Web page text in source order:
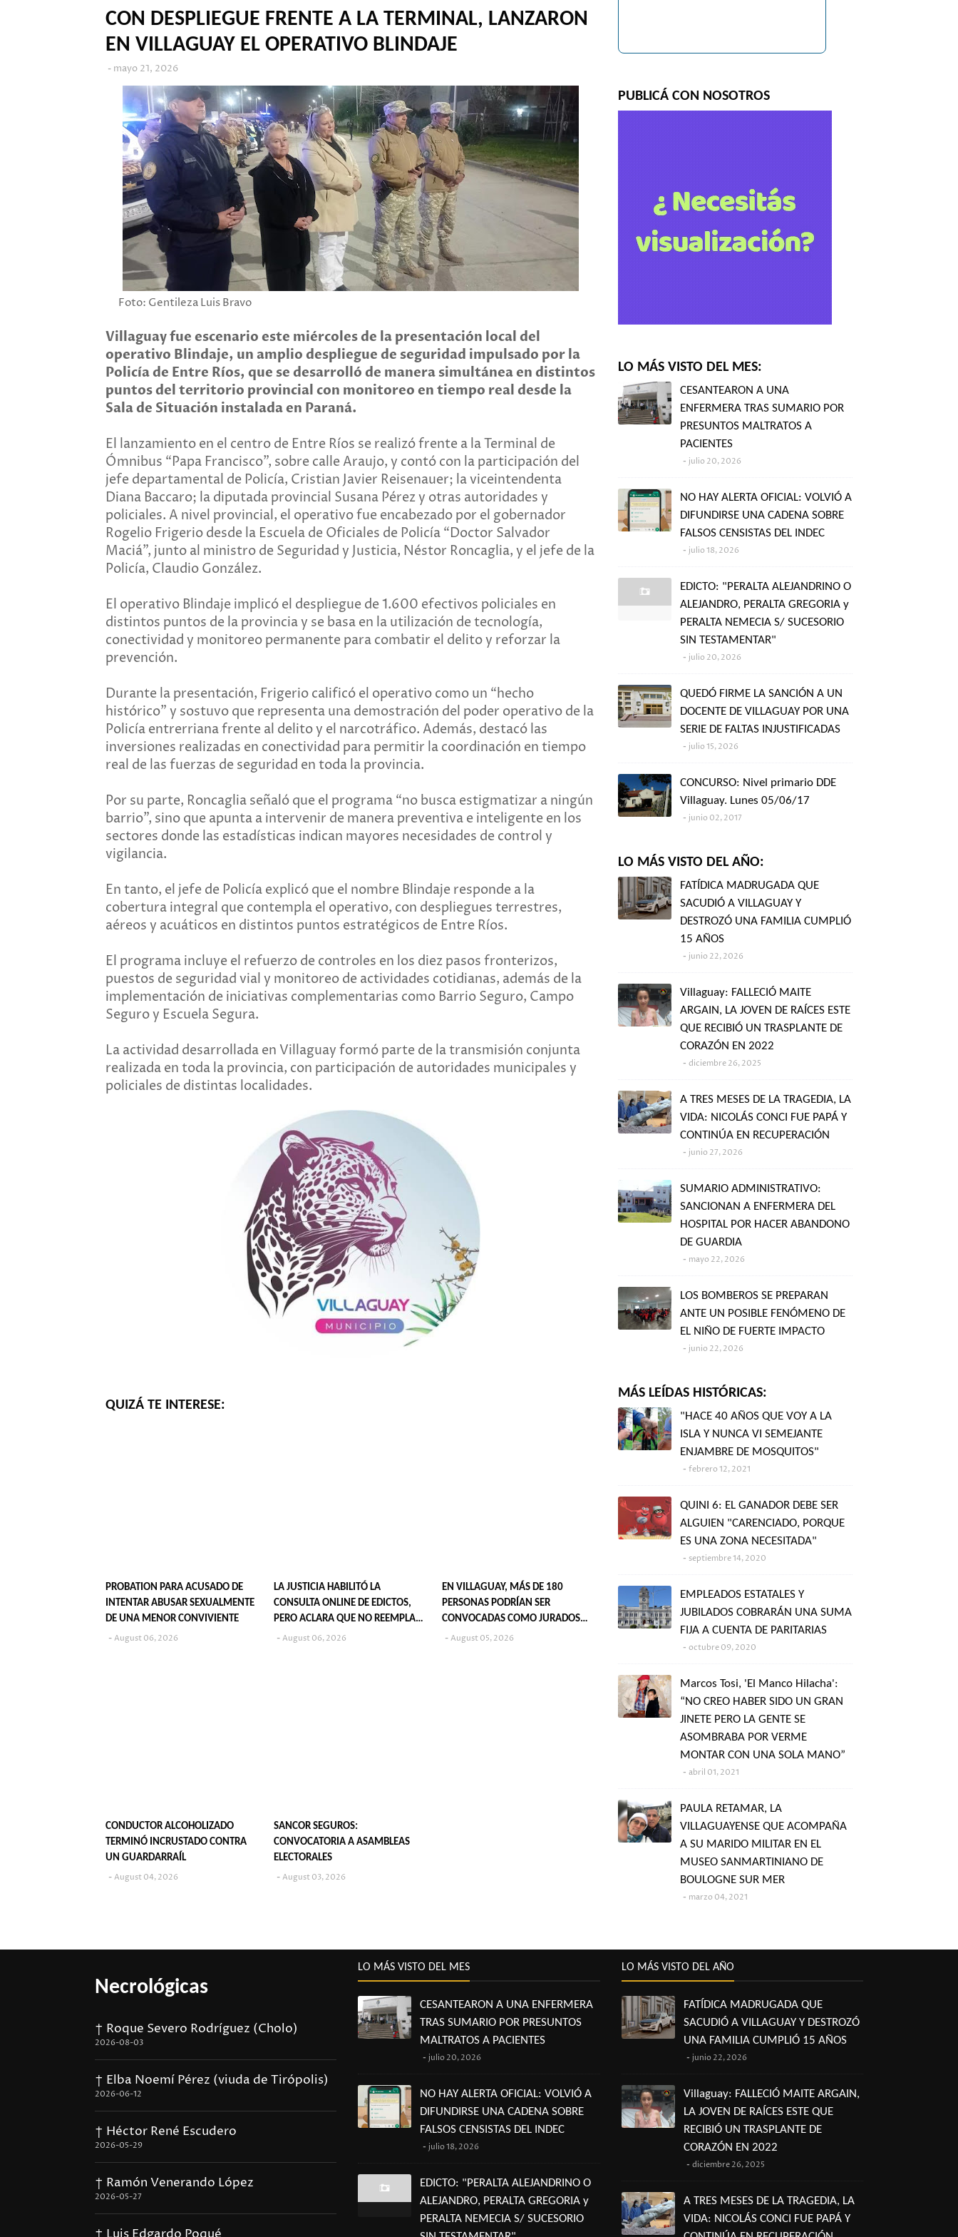
CON DESPLIEGUE FRENTE A LA TERMINAL, LANZARON
EN VILLAGUAY EL OPERATIVO BLINDAJE
mayo 21, 2026
Foto: Gentileza Luis Bravo
Villaguay fue escenario este miércoles de la presentación local del
operativo Blindaje, un amplio despliegue de seguridad impulsado por la
Policía de Entre Ríos, que se desarrolló de manera simultánea en distintos
puntos del territorio provincial con monitoreo en tiempo real desde la
Sala de Situación instalada en Paraná.
El lanzamiento en el centro de Entre Ríos se realizó frente a la Terminal de
Ómnibus “Papa Francisco”, sobre calle Araujo, y contó con la participación del
jefe departamental de Policía, Cristian Javier Reisenauer; la viceintendenta
Diana Baccaro; la diputada provincial Susana Pérez y otras autoridades y
policiales. A nivel provincial, el operativo fue encabezado por el gobernador
Rogelio Frigerio desde la Escuela de Oficiales de Policía “Doctor Salvador
Maciá”, junto al ministro de Seguridad y Justicia, Néstor Roncaglia, y el jefe de la
Policía, Claudio González.
El operativo Blindaje implicó el despliegue de 1.600 efectivos policiales en
distintos puntos de la provincia y se basa en la utilización de tecnología,
conectividad y monitoreo permanente para combatir el delito y reforzar la
prevención.
Durante la presentación, Frigerio calificó el operativo como un “hecho
histórico” y sostuvo que representa una demostración del poder operativo de la
Policía entrerriana frente al delito y el narcotráfico. Además, destacó las
inversiones realizadas en conectividad para permitir la coordinación en tiempo
real de las fuerzas de seguridad en toda la provincia.
Por su parte, Roncaglia señaló que el programa “no busca estigmatizar a ningún
barrio”, sino que apunta a intervenir de manera preventiva e inteligente en los
sectores donde las estadísticas indican mayores necesidades de control y
vigilancia.
En tanto, el jefe de Policía explicó que el nombre Blindaje responde a la
cobertura integral que contempla el operativo, con despliegues terrestres,
aéreos y acuáticos en distintos puntos estratégicos de Entre Ríos.
El programa incluye el refuerzo de controles en los diez pasos fronterizos,
puestos de seguridad vial y monitoreo de actividades cotidianas, además de la
implementación de iniciativas complementarias como Barrio Seguro, Campo
Seguro y Escuela Segura.
La actividad desarrollada en Villaguay formó parte de la transmisión conjunta
realizada en toda la provincia, con participación de autoridades municipales y
policiales de distintas localidades.
QUIZÁ TE INTERESE:
PROBATION PARA ACUSADO DE
INTENTAR ABUSAR SEXUALMENTE
DE UNA MENOR CONVIVIENTE
August 06, 2026
LA JUSTICIA HABILITÓ LA
CONSULTA ONLINE DE EDICTOS,
PERO ACLARA QUE NO REEMPLAZA
SU PUBLICACIÓN EN DIARIOS
August 06, 2026
EN VILLAGUAY, MÁS DE 180
PERSONAS PODRÍAN SER
CONVOCADAS COMO JURADOS
POPULARES EN 2027
August 05, 2026
CONDUCTOR ALCOHOLIZADO
TERMINÓ INCRUSTADO CONTRA
UN GUARDARRAÍL
August 04, 2026
SANCOR SEGUROS:
CONVOCATORIA A ASAMBLEAS
ELECTORALES
August 03, 2026
PUBLICÁ CON NOSOTROS
LO MÁS VISTO DEL MES:
CESANTEARON A UNA
ENFERMERA TRAS SUMARIO POR
PRESUNTOS MALTRATOS A
PACIENTES
julio 20, 2026
NO HAY ALERTA OFICIAL: VOLVIÓ A
DIFUNDIRSE UNA CADENA SOBRE
FALSOS CENSISTAS DEL INDEC
julio 18, 2026
EDICTO: "PERALTA ALEJANDRINO O
ALEJANDRO, PERALTA GREGORIA y
PERALTA NEMECIA S/ SUCESORIO
SIN TESTAMENTAR"
julio 20, 2026
QUEDÓ FIRME LA SANCIÓN A UN
DOCENTE DE VILLAGUAY POR UNA
SERIE DE FALTAS INJUSTIFICADAS
julio 15, 2026
CONCURSO: Nivel primario DDE
Villaguay. Lunes 05/06/17
junio 02, 2017
LO MÁS VISTO DEL AÑO:
FATÍDICA MADRUGADA QUE
SACUDIÓ A VILLAGUAY Y
DESTROZÓ UNA FAMILIA CUMPLIÓ
15 AÑOS
junio 22, 2026
Villaguay: FALLECIÓ MAITE
ARGAIN, LA JOVEN DE RAÍCES ESTE
QUE RECIBIÓ UN TRASPLANTE DE
CORAZÓN EN 2022
diciembre 26, 2025
A TRES MESES DE LA TRAGEDIA, LA
VIDA: NICOLÁS CONCI FUE PAPÁ Y
CONTINÚA EN RECUPERACIÓN
junio 27, 2026
SUMARIO ADMINISTRATIVO:
SANCIONAN A ENFERMERA DEL
HOSPITAL POR HACER ABANDONO
DE GUARDIA
mayo 22, 2026
LOS BOMBEROS SE PREPARAN
ANTE UN POSIBLE FENÓMENO DE
EL NIÑO DE FUERTE IMPACTO
junio 22, 2026
MÁS LEÍDAS HISTÓRICAS:
"HACE 40 AÑOS QUE VOY A LA
ISLA Y NUNCA VI SEMEJANTE
ENJAMBRE DE MOSQUITOS"
febrero 12, 2021
QUINI 6: EL GANADOR DEBE SER
ALGUIEN "CARENCIADO, PORQUE
ES UNA ZONA NECESITADA"
septiembre 14, 2020
EMPLEADOS ESTATALES Y
JUBILADOS COBRARÁN UNA SUMA
FIJA A CUENTA DE PARITARIAS
octubre 09, 2020
Marcos Tosi, 'El Manco Hilacha':
“NO CREO HABER SIDO UN GRAN
JINETE PERO LA GENTE SE
ASOMBRABA POR VERME
MONTAR CON UNA SOLA MANO”
abril 01, 2021
PAULA RETAMAR, LA
VILLAGUAYENSE QUE ACOMPAÑA
A SU MARIDO MILITAR EN EL
MUSEO SANMARTINIANO DE
BOULOGNE SUR MER
marzo 04, 2021
Necrológicas
† Roque Severo Rodríguez (Cholo)
2026-08-03
† Elba Noemí Pérez (viuda de Tirópolis)
2026-06-12
† Héctor René Escudero
2026-05-29
† Ramón Venerando López
2026-05-27
LO MÁS VISTO DEL MES
CESANTEARON A UNA ENFERMERA
TRAS SUMARIO POR PRESUNTOS
MALTRATOS A PACIENTES
julio 20, 2026
NO HAY ALERTA OFICIAL: VOLVIÓ A
DIFUNDIRSE UNA CADENA SOBRE
FALSOS CENSISTAS DEL INDEC
julio 18, 2026
EDICTO: "PERALTA ALEJANDRINO O
ALEJANDRO, PERALTA GREGORIA y
PERALTA NEMECIA S/ SUCESORIO
LO MÁS VISTO DEL AÑO
FATÍDICA MADRUGADA QUE
SACUDIÓ A VILLAGUAY Y DESTROZÓ
UNA FAMILIA CUMPLIÓ 15 AÑOS
junio 22, 2026
Villaguay: FALLECIÓ MAITE ARGAIN,
LA JOVEN DE RAÍCES ESTE QUE
RECIBIÓ UN TRASPLANTE DE
CORAZÓN EN 2022
diciembre 26, 2025
A TRES MESES DE LA TRAGEDIA, LA
VIDA: NICOLÁS CONCI FUE PAPÁ Y